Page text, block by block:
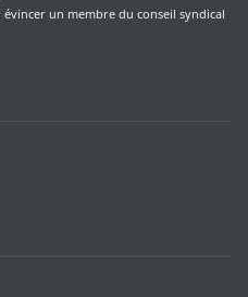
évincer un membre du conseil syndical